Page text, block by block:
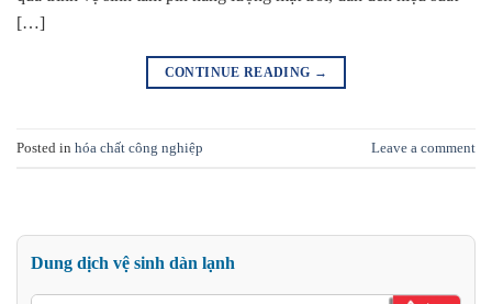
[…]
CONTINUE READING →
Posted in hóa chất công nghiệp Leave a comment
Dung dịch vệ sinh dàn lạnh